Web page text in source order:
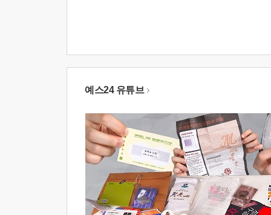
예스24 유튜브